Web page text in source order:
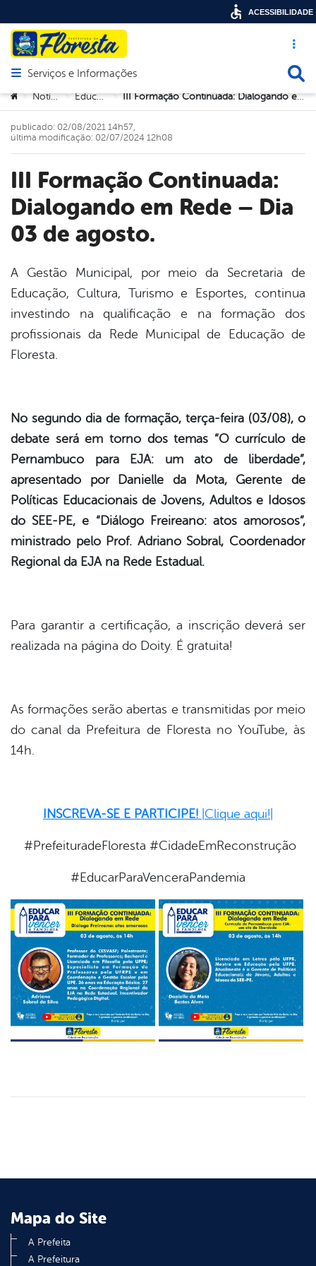
Acesso
Abrir menu principal de navegação
Serviços e Informações
Você está aqui:
> Notícias > Educação > III Formação Continuada: Dialogando em Rede – Dia 03 de agosto.
III Formação Continuada:
Dialogando em Rede – Dia
03 de agosto.
publicado: 02/08/2021 14h57,
última modificação: 02/07/2024 12h08
A Gestão Municipal, por meio da Secretaria de
Educação, Cultura, Turismo e Esportes, continua
investindo na qualificação e na formação dos
profissionais da Rede Municipal de Educação de
Floresta.
No segundo dia de formação, terça-feira (03/08), o
debate será em torno dos temas “O currículo de
Pernambuco para EJA: um ato de liberdade”,
apresentado por Danielle da Mota, Gerente de
Políticas Educacionais de Jovens, Adultos e Idosos
do SEE-PE, e “Diálogo Freireano: atos amorosos”,
ministrado pelo Prof. Adriano Sobral, Coordenador
Regional da EJA na Rede Estadual.
Para garantir a certificação, a inscrição deverá ser
realizada na página do Doity. É gratuita!
As formações serão abertas e transmitidas por meio
do canal da Prefeitura de Floresta no YouTube, às
14h.
INSCREVA-SE E PARTICIPE! |Clique aqui!|
#PrefeituradeFloresta #CidadeEmReconstrução
#EducarParaVenceraPandemia
Mapa do Site
A Prefeita
A Prefeitura
ACESSIBILIDADE